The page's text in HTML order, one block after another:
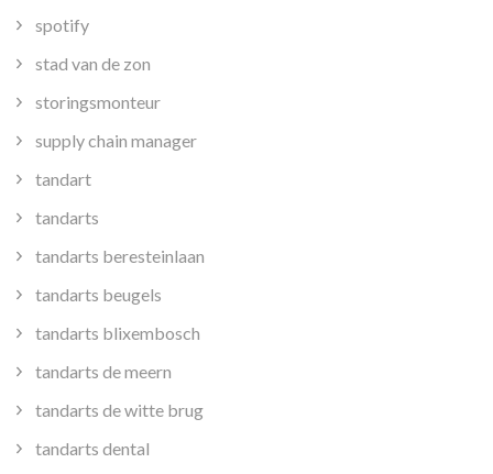
spotify
stad van de zon
storingsmonteur
supply chain manager
tandart
tandarts
tandarts beresteinlaan
tandarts beugels
tandarts blixembosch
tandarts de meern
tandarts de witte brug
tandarts dental